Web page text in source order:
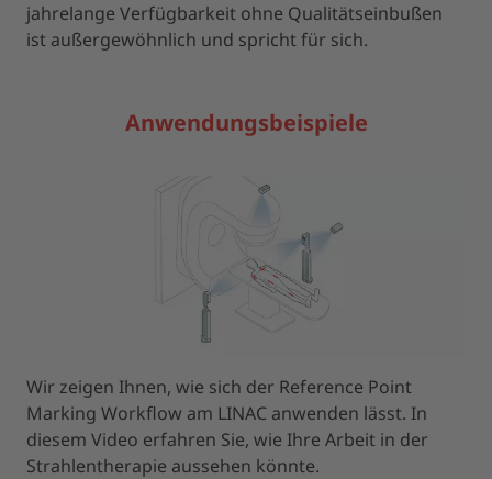
jahrelange Verfügbarkeit ohne Qualitätseinbußen
ist außergewöhnlich und spricht für sich.
Anwendungsbeispiele
Wir zeigen Ihnen, wie sich der Reference Point
Marking Workflow am LINAC anwenden lässt. In
diesem Video erfahren Sie, wie Ihre Arbeit in der
Strahlentherapie aussehen könnte.